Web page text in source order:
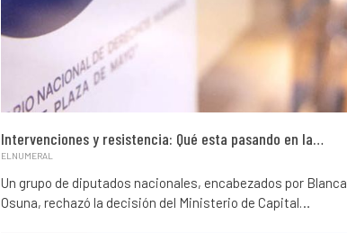
Intervenciones y resistencia: Qué esta pasando en la…
ELNUMERAL
Un grupo de diputados nacionales, encabezados por Blanca
Osuna, rechazó la decisión del Ministerio de Capital…